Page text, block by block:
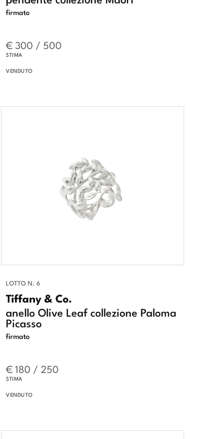
firmato
€ 300 / 500
STIMA
VENDUTO
LOTTO N. 6
Tiffany & Co.
anello Olive Leaf collezione Paloma
Picasso
firmato
€ 180 / 250
STIMA
VENDUTO